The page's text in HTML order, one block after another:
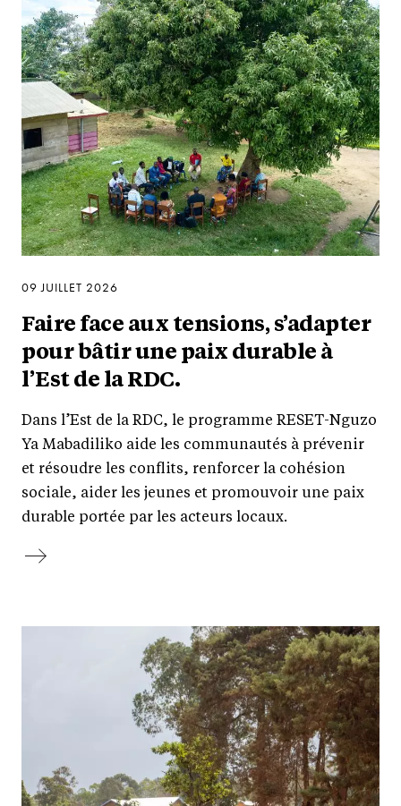
09 JUILLET 2026
Faire face aux tensions, s’adapter
pour bâtir une paix durable à
l’Est de la RDC.
Dans l’Est de la RDC, le programme RESET-Nguzo
Ya Mabadiliko aide les communautés à prévenir
et résoudre les conflits, renforcer la cohésion
sociale, aider les jeunes et promouvoir une paix
durable portée par les acteurs locaux.